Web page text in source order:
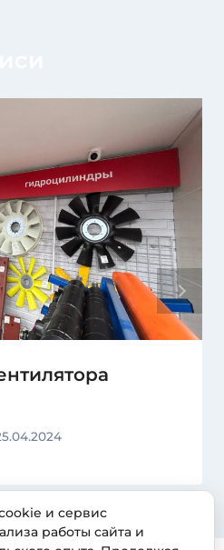
и сервис
работы сайта и